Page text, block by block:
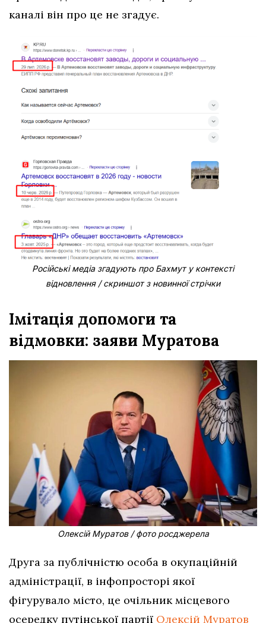
каналі він про це не згадує.
Російські медіа згадують про Бахмут у контексті
відновлення / скриншот з новинної стрічки
Імітація допомоги та
відмовки: заяви Муратова
Олексій Муратов / фото росджерела
Друга за публічністю особа в окупаційній
адміністрації, в інфопросторі якої
фігурувало місто, це очільник місцевого
осередку путінської партії Олексій Муратов